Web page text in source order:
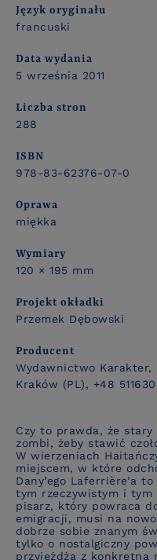
Język oryginału
francuski
Data wydania
5 września 2011
Liczba stron
288
ISBN
978-83-62376-07-0
Oprawa
miękka
Wymiary
120 × 195 mm
Projekt okładki
Przemek Dębowski
Producent
Wydawnictwo Karakter,
Kraków (PL), +48
Czy to prawda, że stary
zombi, żeby stawić
W wierzeniach
miejscem, w które
Dany’ego Laferrière’a
tym rzeczywistym i tym
pisarz, który powraca
emigracji, musi na
dobrze sobie znanym
tylko o nostalgiczny
przyjeżdża z konkretną